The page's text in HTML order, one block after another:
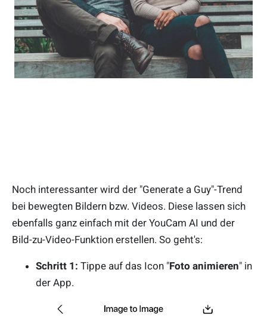
Noch interessanter wird der "Generate a Guy"-Trend
bei bewegten Bildern bzw. Videos. Diese lassen sich
ebenfalls ganz einfach mit der YouCam AI und der
Bild-zu-Video-Funktion erstellen. So geht's:
Schritt 1: Tippe auf das Icon "Foto animieren" in
der App.